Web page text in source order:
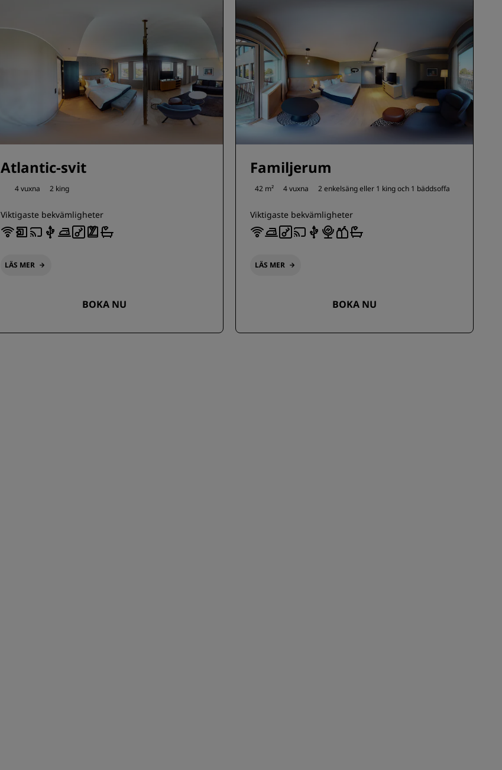
Atlantic-svit
4 vuxna 2 king
Viktigaste bekvämligheter
LÄS MER
BOKA NU
Familjerum
42 m² 4 vuxna 2 enkelsäng eller 1 king och 1 bäddsoffa
Viktigaste bekvämligheter
LÄS MER
BOKA NU